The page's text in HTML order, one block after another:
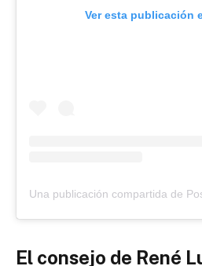
Ver esta publicación
El consejo de René